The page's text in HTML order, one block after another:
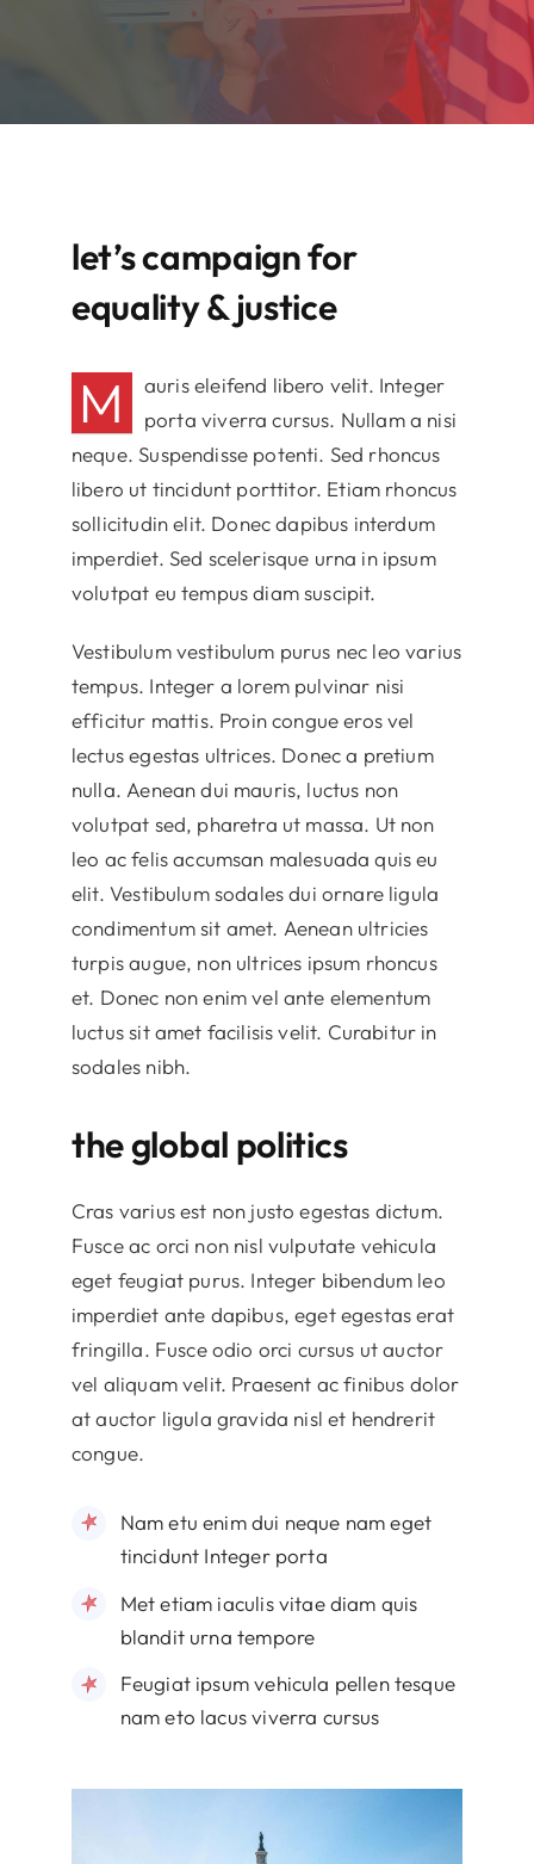
let’s campaign for
equality & justice
M
auris eleifend libero velit. Integer
porta viverra cursus. Nullam a nisi
neque. Suspendisse potenti. Sed rhoncus
libero ut tincidunt porttitor. Etiam rhoncus
sollicitudin elit. Donec dapibus interdum
imperdiet. Sed scelerisque urna in ipsum
volutpat eu tempus diam suscipit.
Vestibulum vestibulum purus nec leo varius
tempus. Integer a lorem pulvinar nisi
efficitur mattis. Proin congue eros vel
lectus egestas ultrices. Donec a pretium
nulla. Aenean dui mauris, luctus non
volutpat sed, pharetra ut massa. Ut non
leo ac felis accumsan malesuada quis eu
elit. Vestibulum sodales dui ornare ligula
condimentum sit amet. Aenean ultricies
turpis augue, non ultrices ipsum rhoncus
et. Donec non enim vel ante elementum
luctus sit amet facilisis velit. Curabitur in
sodales nibh.
the global politics
Cras varius est non justo egestas dictum.
Fusce ac orci non nisl vulputate vehicula
eget feugiat purus. Integer bibendum leo
imperdiet ante dapibus, eget egestas erat
fringilla. Fusce odio orci cursus ut auctor
vel aliquam velit. Praesent ac finibus dolor
at auctor ligula gravida nisl et hendrerit
congue.
Nam etu enim dui neque nam eget
tincidunt Integer porta
Met etiam iaculis vitae diam quis
blandit urna tempore
Feugiat ipsum vehicula pellen tesque
nam eto lacus viverra cursus